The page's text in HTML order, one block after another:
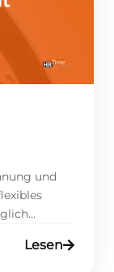
und
wird.
Lesen